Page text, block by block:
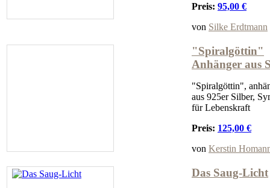
Preis: 95,00 €
von Silke Erdtmann
"Spiralgöttin"
Anhänger aus
"Spiralgöttin",
aus 925er Silber,
für Lebenskraft
Preis: 125,00 €
von Kerstin
Das Saug-Licht